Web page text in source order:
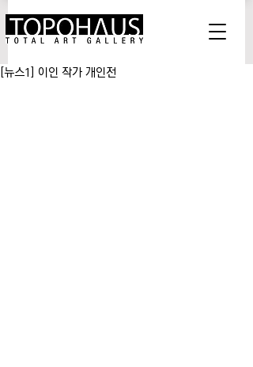
[뉴스1] 이인 작가 개인전